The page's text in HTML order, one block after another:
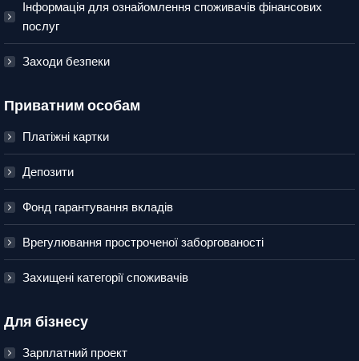
Інформація для ознайомлення споживачів фінансових
послуг
Заходи безпеки
Приватним особам
Платіжні картки
Депозити
Фонд гарантування вкладів
Врегулювання простроченої заборгованості
Захищені категорії споживачів
Для бізнесу
Зарплатний проект